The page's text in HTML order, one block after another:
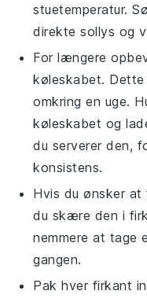
stuetemperatur.
direkte sollys og
For længere
køleskabet.
omkring en uge.
køleskabet og
du serverer den,
konsistens.
Hvis du ønsker at
du skære den i
nemmere at tage
gangen.
Pak hver firkant